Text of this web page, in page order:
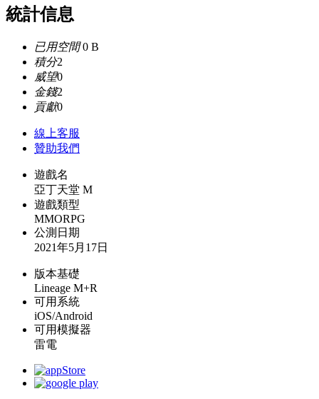
統計信息
已用空間0 B
積分2
威望0
金錢2
貢獻0
線上客服
贊助我們
遊戲名
亞丁天堂 M
遊戲類型
MMORPG
公測日期
2021年5月17日
版本基礎
Lineage M+R
可用系統
iOS/Android
可用模擬器
雷電